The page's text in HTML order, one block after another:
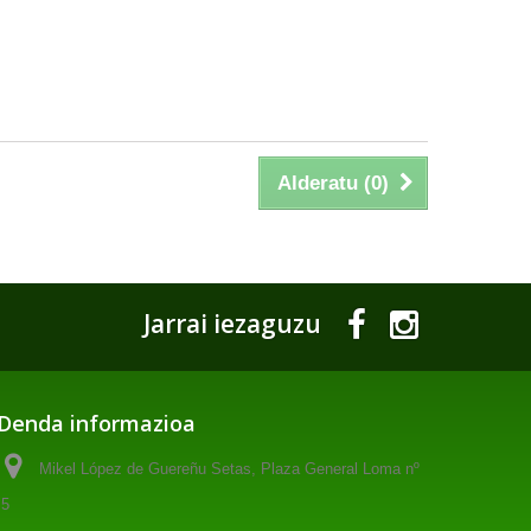
Alderatu (0)
Jarrai iezaguzu
Denda informazioa
Mikel López de Guereñu Setas, Plaza General Loma nº
5